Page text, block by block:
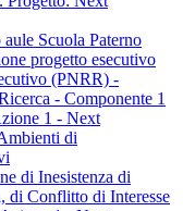
Scuola Paterno
progetto esecutivo
(PNRR) -
- Componente 1
1 - Next
di
di Inesistenza di
di Conflitto di Interesse